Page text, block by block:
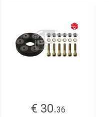
€ 30.36